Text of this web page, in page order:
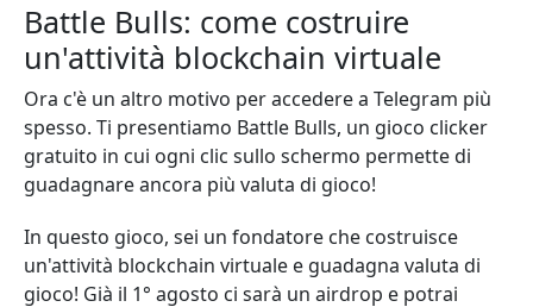
Battle Bulls: come costruire
un'attività blockchain virtuale
Ora c'è un altro motivo per accedere a Telegram più
spesso. Ti presentiamo Battle Bulls, un gioco clicker
gratuito in cui ogni clic sullo schermo permette di
guadagnare ancora più valuta di gioco!
In questo gioco, sei un fondatore che costruisce
un'attività blockchain virtuale e guadagna valuta di
gioco! Già il 1° agosto ci sarà un airdrop e potrai